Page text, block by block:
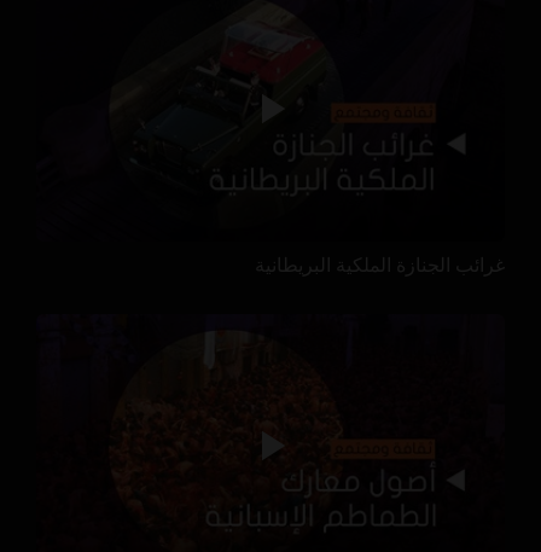
غرائب الجنازة الملكية البريطانية